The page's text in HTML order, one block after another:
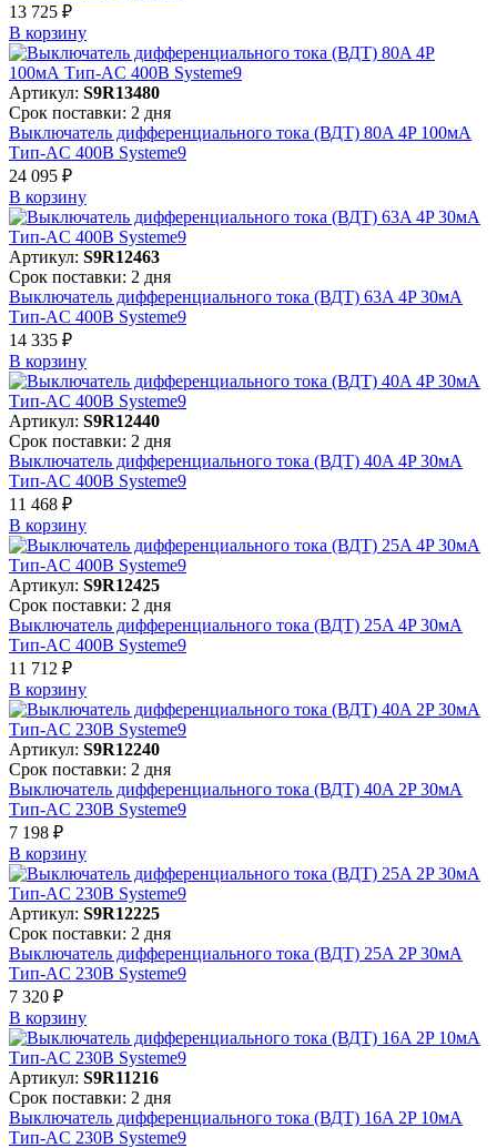
13 725 ₽
В корзинy
Артикул: S9R13480
Срок поставки: 2 дня
Выключатель дифференциального тока (ВДТ) 80A 4P 100мА
Тип-AC 400В Systeme9
24 095 ₽
В корзинy
Артикул: S9R12463
Срок поставки: 2 дня
Выключатель дифференциального тока (ВДТ) 63A 4P 30мА
Тип-AC 400В Systeme9
14 335 ₽
В корзинy
Артикул: S9R12440
Срок поставки: 2 дня
Выключатель дифференциального тока (ВДТ) 40A 4P 30мА
Тип-AC 400В Systeme9
11 468 ₽
В корзинy
Артикул: S9R12425
Срок поставки: 2 дня
Выключатель дифференциального тока (ВДТ) 25A 4P 30мА
Тип-AC 400В Systeme9
11 712 ₽
В корзинy
Артикул: S9R12240
Срок поставки: 2 дня
Выключатель дифференциального тока (ВДТ) 40A 2P 30мА
Тип-AC 230В Systeme9
7 198 ₽
В корзинy
Артикул: S9R12225
Срок поставки: 2 дня
Выключатель дифференциального тока (ВДТ) 25A 2P 30мА
Тип-AC 230В Systeme9
7 320 ₽
В корзинy
Артикул: S9R11216
Срок поставки: 2 дня
Выключатель дифференциального тока (ВДТ) 16A 2P 10мА
Тип-AC 230В Systeme9